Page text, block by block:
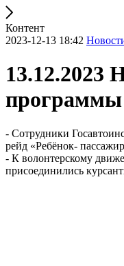
Контент
2023-12-13 18:42
13.12.2023
программы
- Сотрудники
рейд «Ребёнок-
- К волонтерскому
присоединились